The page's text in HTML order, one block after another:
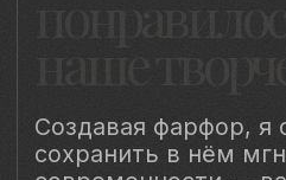
ИП Быстрицкая Лада Альбертовна
ИНН 781401355757
Уведомление о конфиденциальности